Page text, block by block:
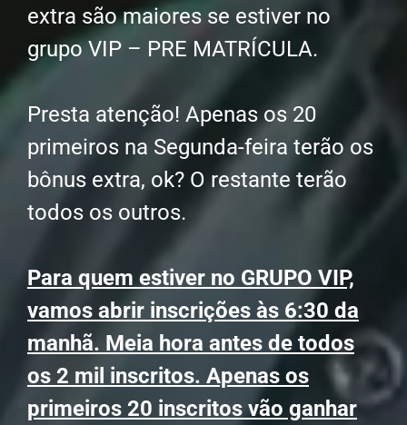
extra são maiores se estiver no
grupo VIP – PRE MATRÍCULA.
Presta atenção! Apenas os 20
primeiros na Segunda-feira terão os
bônus extra, ok? O restante terão
todos os outros.
Para quem estiver no GRUPO VIP,
vamos abrir inscrições às 6:30 da
manhã. Meia hora antes de todos
os 2 mil inscritos. Apenas os
primeiros 20 inscritos vão ganhar